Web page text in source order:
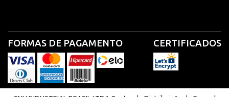
FORMAS DE PAGAMENTO CERTIFICADOS